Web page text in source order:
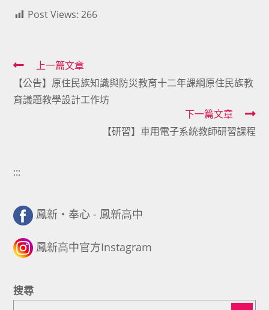
Post Views: 266
Read
more
articles
上一篇文章
【公告】原住民族知識與防災教育十二年課綱原住民族教
育議題教學設計工作坊
下一篇文章
【研習】車用電子系統教師研習課程
:::
鳳新・奉心 - 鳳新高中
鳳新高中官方Instagram
搜尋